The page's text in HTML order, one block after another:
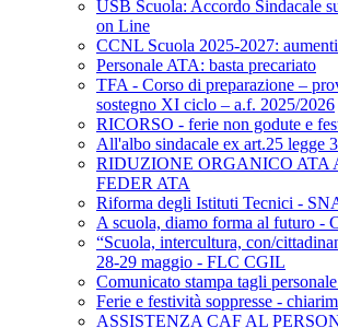
USB Scuola: Accordo Sindacale
on Line
CCNL Scuola 2025-2027: aumenti
Personale ATA: basta precariato
TFA - Corso di preparazione –
sostegno XI ciclo – a.f. 2025/2026
RICORSO - ferie non godute e
All'albo sindacale ex art.25 legge
RIDUZIONE ORGANICO ATA
FEDER ATA
Riforma degli Istituti Tecnici -
A scuola, diamo forma al futuro -
“Scuola, intercultura, con/
28-29 maggio - FLC CGIL
Comunicato stampa tagli
Ferie e festività soppresse -
ASSISTENZA CAF AL